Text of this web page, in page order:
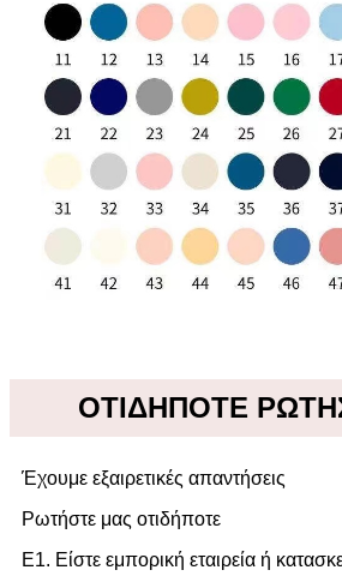
ΟΤΙΔΗΠΟΤΕ
Έχουμε εξαιρετικές απαντήσεις
Ρωτήστε μας οτιδήποτε
Ε1. Είστε εμπορική εταιρεία ή